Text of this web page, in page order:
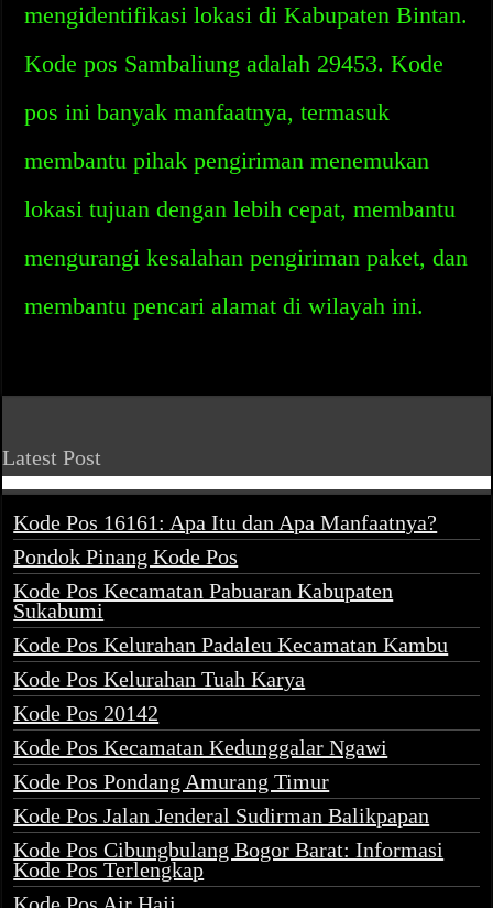
mengidentifikasi lokasi di Kabupaten Bintan.
Kode pos Sambaliung adalah 29453. Kode
pos ini banyak manfaatnya, termasuk
membantu pihak pengiriman menemukan
lokasi tujuan dengan lebih cepat, membantu
mengurangi kesalahan pengiriman paket, dan
membantu pencari alamat di wilayah ini.
Latest Post
Kode Pos 16161: Apa Itu dan Apa Manfaatnya?
Pondok Pinang Kode Pos
Kode Pos Kecamatan Pabuaran Kabupaten
Sukabumi
Kode Pos Kelurahan Padaleu Kecamatan Kambu
Kode Pos Kelurahan Tuah Karya
Kode Pos 20142
Kode Pos Kecamatan Kedunggalar Ngawi
Kode Pos Pondang Amurang Timur
Kode Pos Jalan Jenderal Sudirman Balikpapan
Kode Pos Cibungbulang Bogor Barat: Informasi
Kode Pos Terlengkap